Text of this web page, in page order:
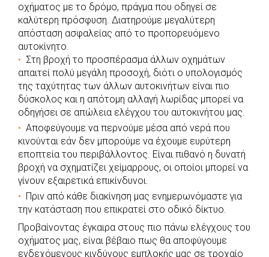
οχήματος με το δρόμο, πράγμα που οδηγεί σε
καλύτερη πρόσφυση. Διατηρούμε μεγαλύτερη
απόσταση ασφαλείας από το προπορευόμενο
αυτοκίνητο.
Στη βροχή το προσπέρασμα άλλων οχημάτων
απαιτεί πολύ μεγάλη προσοχή, διότι ο υπολογισμός
της ταχύτητας των άλλων αυτοκινήτων είναι πιο
δύσκολος και η απότομη αλλαγή λωρίδας μπορεί να
οδηγήσει σε απώλεια ελέγχου του αυτοκινήτου μας.
Αποφεύγουμε να περνούμε μέσα από νερά που
κινούνται εάν δεν μπορούμε να έχουμε ευρύτερη
εποπτεία του περιβάλλοντος. Είναι πιθανό η δυνατή
βροχή να σχηματίζει χείμαρρους, οι οποίοι μπορεί να
γίνουν εξαιρετικά επικίνδυνοι.
Πριν από κάθε διακίνηση μας ενημερωνόμαστε για
την κατάσταση που επικρατεί στο οδικό δίκτυο.
Προβαίνοντας έγκαιρα στους πιο πάνω ελέγχους του
οχήματος μας, είναι βέβαιο πως θα αποφύγουμε
ενδεχόμενους κινδύνους εμπλοκής μας σε τροχαίο